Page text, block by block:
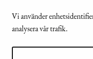
Vi använder
analysera vår trafik.
© Republikens
presidents kansli
2024